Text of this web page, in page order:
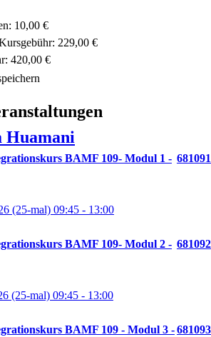
10,00 €
229,00 €
420,00 €
Huamani
BAMF 109- Modul 1 - 681091
(25-mal) 09:45 - 13:00
BAMF 109- Modul 2 - 681092
(25-mal) 09:45 - 13:00
BAMF 109 - Modul 3 -681093